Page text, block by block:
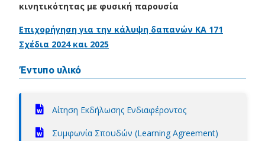
κινητικότητας με φυσική παρουσία
Επιχορήγηση για την κάλυψη δαπανών ΚΑ 171
Σχέδια 2024 και 2025
Έντυπο υλικό
Αίτηση Εκδήλωσης Ενδιαφέροντος
Συμφωνία Σπουδών (Learning Agreement)